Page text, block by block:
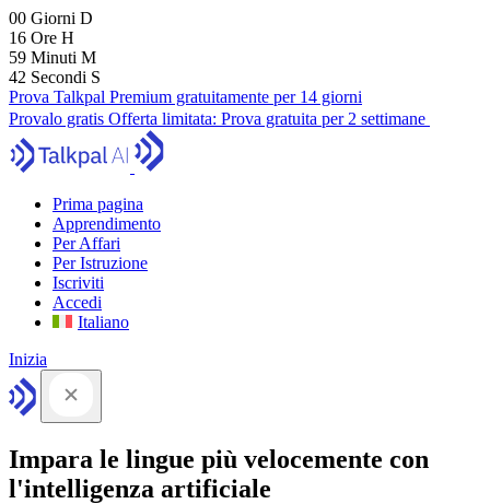
00 Giorni D
16 Ore H
59 Minuti M
41 Secondi S
Prova Talkpal Premium gratuitamente per 14 giorni
Provalo gratis Offerta limitata: Prova gratuita per 2 settimane
Prima pagina
Apprendimento
Per Affari
Per Istruzione
Iscriviti
Accedi
Italiano
Inizia
Impara le lingue più velocemente con
l'intelligenza artificiale